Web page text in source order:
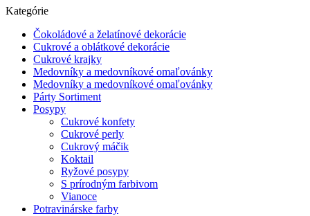
Kategórie
Čokoládové a želatínové dekorácie
Cukrové a oblátkové dekorácie
Cukrové krajky
Medovníky a medovníkové omaľovánky
Medovníky a medovníkové omaľovánky
Párty Sortiment
Posypy
Cukrové konfety
Cukrové perly
Cukrový máčik
Koktail
Ryžové posypy
S prírodným farbivom
Vianoce
Potravinárske farby